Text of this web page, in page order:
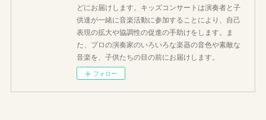
どにお届けします。キッズコンサートは演奏者と子
供達が一緒に音楽活動に参加することにより、自己
表現の拡大や協調性の促進の手助けをします。ま
た、プロの演奏家のいろいろな楽器の音色や素敵な
音楽を、子供たちの目の前にお届けします。
フォロー